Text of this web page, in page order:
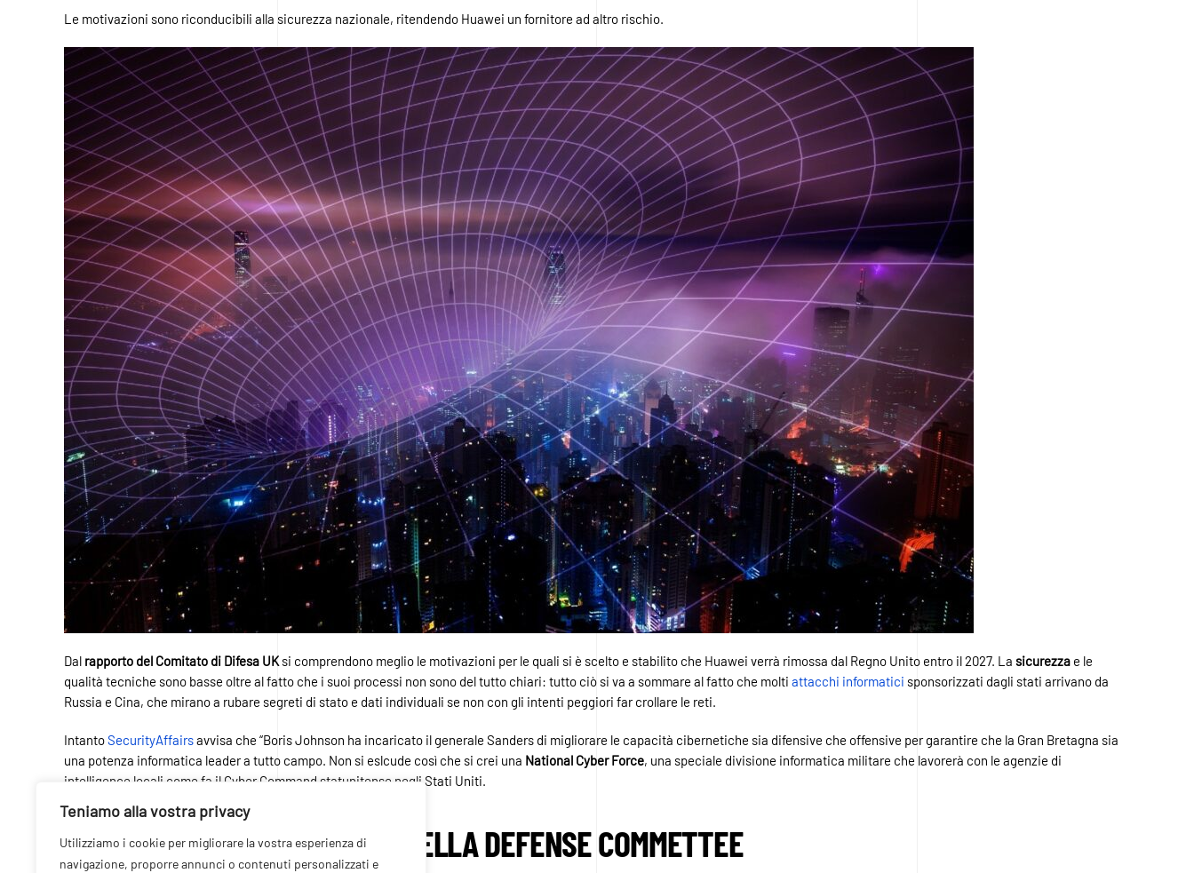
Teniamo alla vostra privacy
Utilizziamo i cookie per migliorare la vostra esperienza di
navigazione, proporre annunci o contenuti personalizzati e
Le motivazioni sono riconducibili alla sicurezza nazionale, ritendendo Huawei un fornitore ad altro rischio.
Dal rapporto del Comitato di Difesa UK si comprendono meglio le motivazioni per le quali si è scelto e stabilito che Huawei verrà rimossa dal Regno Unito entro il 2027. La sicurezza e le
qualità tecniche sono basse oltre al fatto che i suoi processi non sono del tutto chiari: tutto ciò si va a sommare al fatto che molti attacchi informatici sponsorizzati dagli stati arrivano da
Russia e Cina, che mirano a rubare segreti di stato e dati individuali se non con gli intenti peggiori far crollare le reti.
IntantoSecurityAffairsavvisa che “Boris Johnson ha incaricato il generale Sanders di migliorare le capacità cibernetiche sia difensive che offensive per garantire che la Gran Bretagna sia
una potenza informatica leader a tutto campo. Non si eslcude così che si crei una National Cyber ​​Force, una speciale divisione informatica militare che lavorerà con le agenzie di
intelligence locali come fa il Cyber ​​Command statunitense negli Stati Uniti.
SICUREZZA 5G: IL RAPPORTO DELLA DEFENSE COMMETTEE